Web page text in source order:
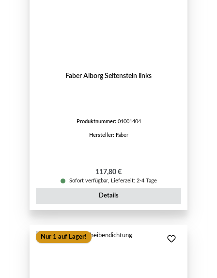
Faber Alborg Seitenstein links
Produktnummer: 01001404
Hersteller: Faber
Regulärer Preis:
117,80 €
Sofort verfügbar, Lieferzeit: 2-4 Tage
Details
Nur 1 auf Lager!